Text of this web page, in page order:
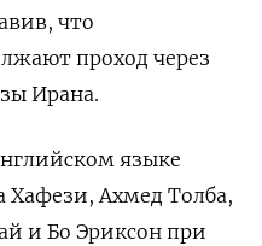
что
проход ‌через
Ирана.
языке
Хафези, ​Ахмед Толба,
и Бо Эриксон при